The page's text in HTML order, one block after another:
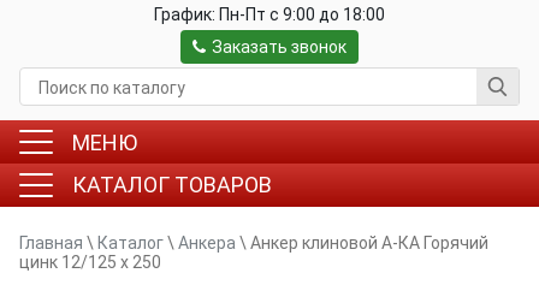
График: Пн-Пт c 9:00 до 18:00
Заказать звонок
МЕНЮ
КАТАЛОГ ТОВАРОВ
Главная \ Каталог\ Анкера \ Анкер клиновой А-КА Горячий
цинк 12/125 x 250